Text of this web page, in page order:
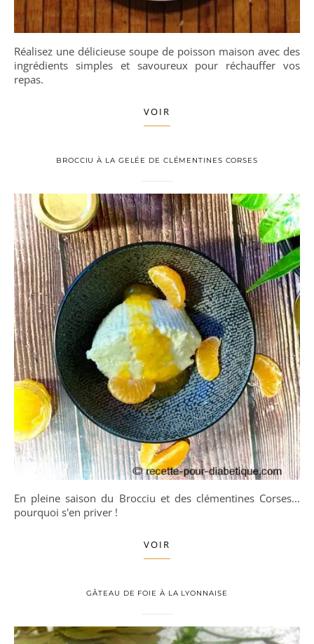
Réalisez une délicieuse soupe de poisson maison avec des
ingrédients simples et savoureux pour réchauffer vos
repas.
VOIR
BROCCIU À LA GELÉE DE CLÉMENTINES CORSES
En pleine saison du Brocciu et des clémentines Corses...
pourquoi s'en priver !
VOIR
GÂTEAU DE FOIE À LA LYONNAISE